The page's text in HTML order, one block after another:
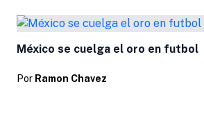
México se cuelga el oro en futbol
Por Ramon Chavez